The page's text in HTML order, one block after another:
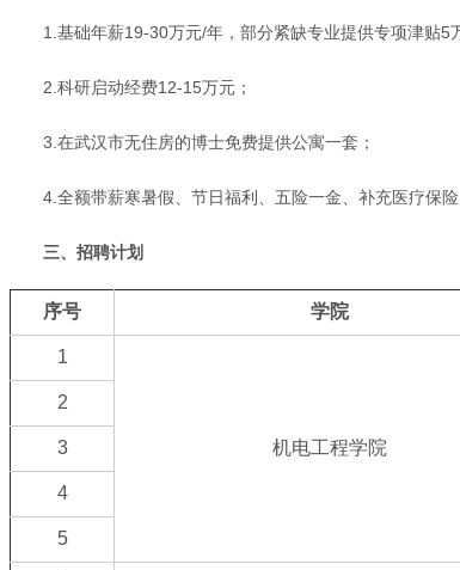
1.基础年薪19-30万元/年，部分紧缺专业提供专项津贴5
2.科研启动经费12-15万元；
3.在武汉市无住房的博士免费提供公寓一套；
4.全额带薪寒暑假、节日福利、五险一金、补充医疗保
三、招聘计划
序号 学院
1
机电工程学院
2
3
4
5